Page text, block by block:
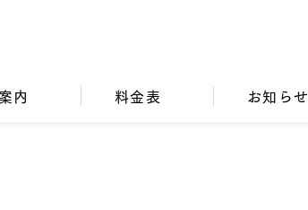
内 料金表 お知らせ